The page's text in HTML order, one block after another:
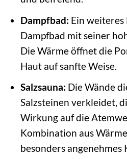
Dampfbad: Ein
Dampfbad mit seiner
Die Wärme öffnet die
Haut auf sanfte Weise.
Salzsauna: Die Wände
Salzsteinen verkleidet,
Wirkung auf die
Kombination aus
besonders angenehmes